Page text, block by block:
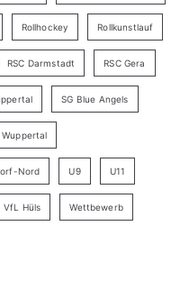
Rollhockey Rollkunstlauf
RSC Darmstadt RSC Gera
SG Blue Angels
Wuppertal
Nord U9 U11
VfL Hüls Wettbewerb